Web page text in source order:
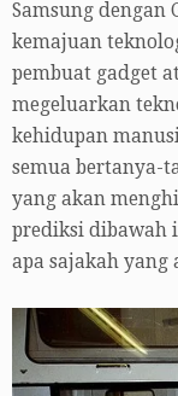
Samsung dengan
kemajuan
pembuat gadget
megeluarkan
kehidupan
semua bertanya-
yang akan
prediksi dibawah
apa sajakah yang